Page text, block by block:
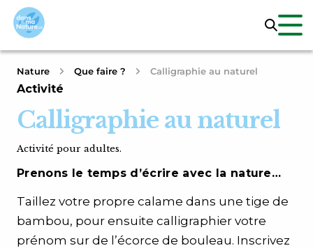
Nature Que faire ? Calligraphie au naturel
Activité
Calligraphie au naturel
Activité pour adultes.
Prenons le temps d’écrire avec la nature…
Taillez votre propre calame dans une tige de
bambou, pour ensuite calligraphier votre
prénom sur de l’écorce de bouleau. Inscrivez